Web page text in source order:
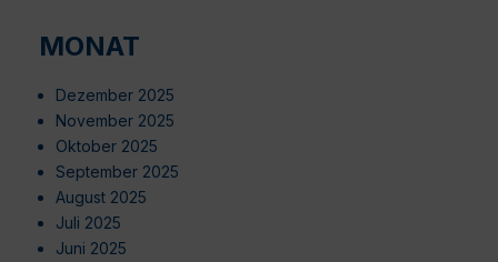
MONAT
Dezember 2025
November 2025
Oktober 2025
September 2025
August 2025
Juli 2025
Juni 2025